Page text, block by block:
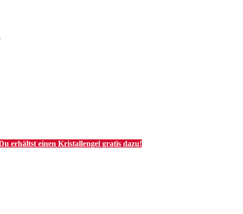
erhältst einen Kristallengel gratis dazu!